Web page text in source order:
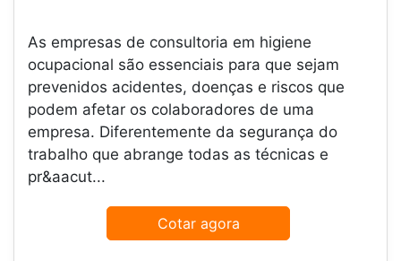
As empresas de consultoria em higiene
ocupacional são essenciais para que sejam
prevenidos acidentes, doenças e riscos que
podem afetar os colaboradores de uma
empresa. Diferentemente da segurança do
trabalho que abrange todas as técnicas e
pr&aacut...
Cotar agora